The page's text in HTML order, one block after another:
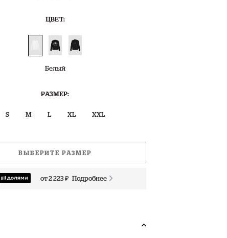
ЦВЕТ:
Белый
РАЗМЕР:
S M L XL XXL
ВЫБЕРИТЕ РАЗМЕР
от 2 223 ₽ Подробнее